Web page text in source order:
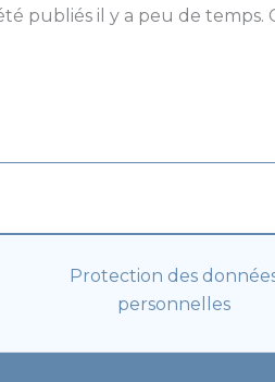
publiés il y a peu de
Protection des
personnelles